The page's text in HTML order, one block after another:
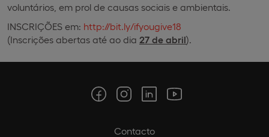
voluntários, em prol de causas sociais e ambientais.
INSCRIÇÕES em: http://bit.ly/ifyougive18
(Inscrições abertas até ao dia 27 de abril).
Contacto